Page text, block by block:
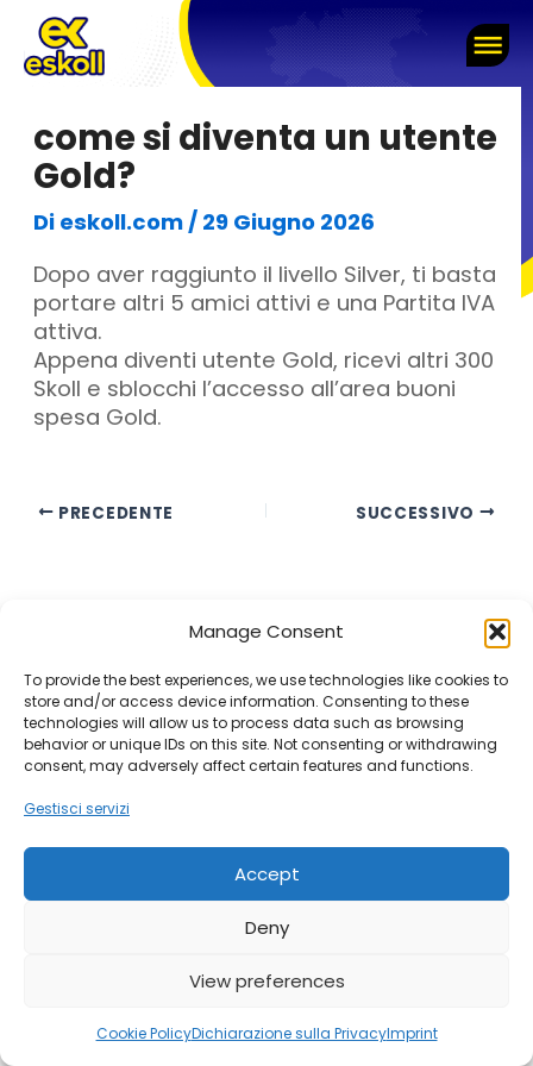
Manage Consent
To provide the best experiences, we use technologies like cookies to
store and/or access device information. Consenting to these
technologies will allow us to process data such as browsing
behavior or unique IDs on this site. Not consenting or withdrawing
consent, may adversely affect certain features and functions.
Gestisci servizi
Accept
Deny
View preferences
Cookie PolicyDichiarazione sulla PrivacyImprint
contenuto
come si diventa un utente
Gold?
Di eskoll.com/ 29 Giugno 2026
Dopo aver raggiunto il livello Silver, ti basta
portare altri 5 amici attivi e una Partita IVA
attiva.
Appena diventi utente Gold, ricevi altri 300
Skoll e sblocchi l’accesso all’area buoni
spesa Gold.
PRECEDENTE SUCCESSIVO